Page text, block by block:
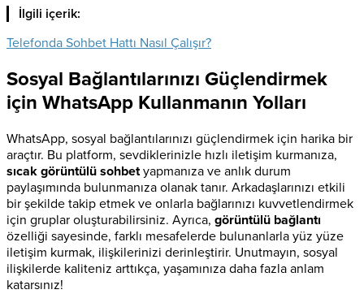
İlgili içerik:
Telefonda Sohbet Hattı Nasıl Çalışır?
Sosyal Bağlantılarınızı Güçlendirmek
için WhatsApp Kullanmanın Yolları
WhatsApp, sosyal bağlantılarınızı güçlendirmek için harika bir
araçtır. Bu platform, sevdiklerinizle hızlı iletişim kurmanıza,
sıcak görüntülü sohbetyapmanıza ve anlık durum
paylaşımında bulunmanıza olanak tanır. Arkadaşlarınızı etkili
bir şekilde takip etmek ve onlarla bağlarınızı kuvvetlendirmek
için gruplar oluşturabilirsiniz. Ayrıca, görüntülü bağlantı
özelliği sayesinde, farklı mesafelerde bulunanlarla yüz yüze
iletişim kurmak, ilişkilerinizi derinleştirir. Unutmayın, sosyal
ilişkilerde kaliteniz arttıkça, yaşamınıza daha fazla anlam
katarsınız!